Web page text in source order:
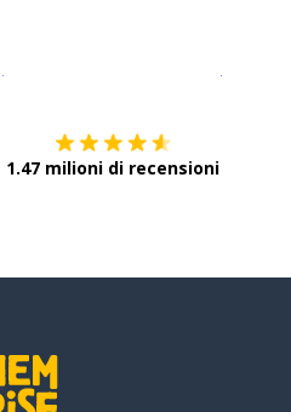
1.47 milioni di recensioni